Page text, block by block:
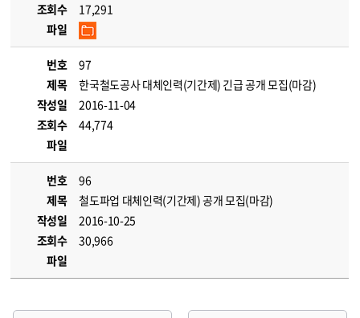
조회수
17,291
파일
번호
97
제목
한국철도공사 대체인력(기간제) 긴급 공개 모집(마감)
작성일
2016-11-04
조회수
44,774
파일
번호
96
제목
철도파업 대체인력(기간제) 공개 모집(마감)
작성일
2016-10-25
조회수
30,966
파일